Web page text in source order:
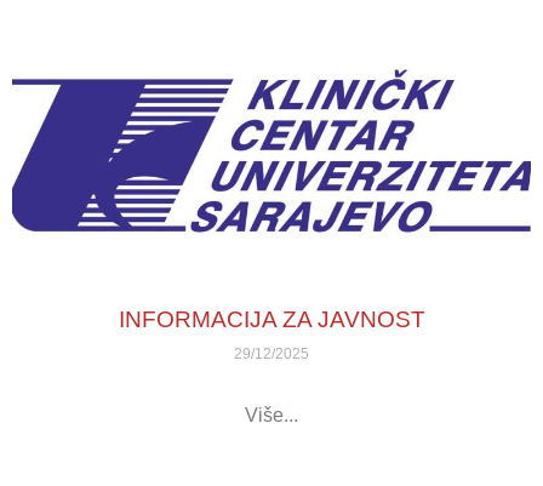
INFORMACIJA ZA JAVNOST
29/12/2025
Više...